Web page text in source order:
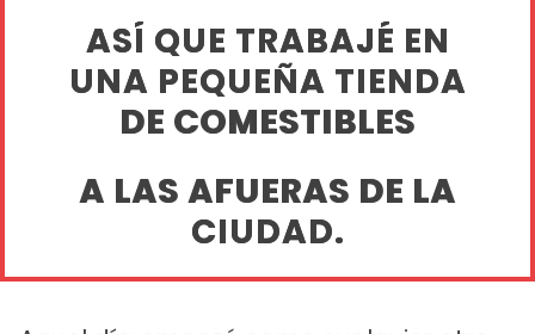
ASÍ QUE TRABAJÉ EN
UNA PEQUEÑA TIENDA
DE COMESTIBLES
A LAS AFUERAS DE LA
CIUDAD.